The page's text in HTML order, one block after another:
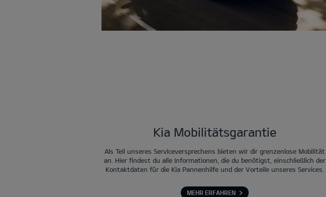
Kia Mobilitätsgarantie
Als Teil unseres Serviceversprechens bieten wir dir grenzenlose Mobilität
an. Hier findest du alle Informationen, die du benötigst, einschließlich der
Kontaktdaten für die Kia Pannenhilfe und der Vorteile unseres Services.
MEHR ERFAHREN